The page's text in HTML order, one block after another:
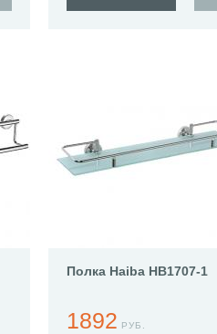
Полка Haiba HB1707-1
1892 РУБ.